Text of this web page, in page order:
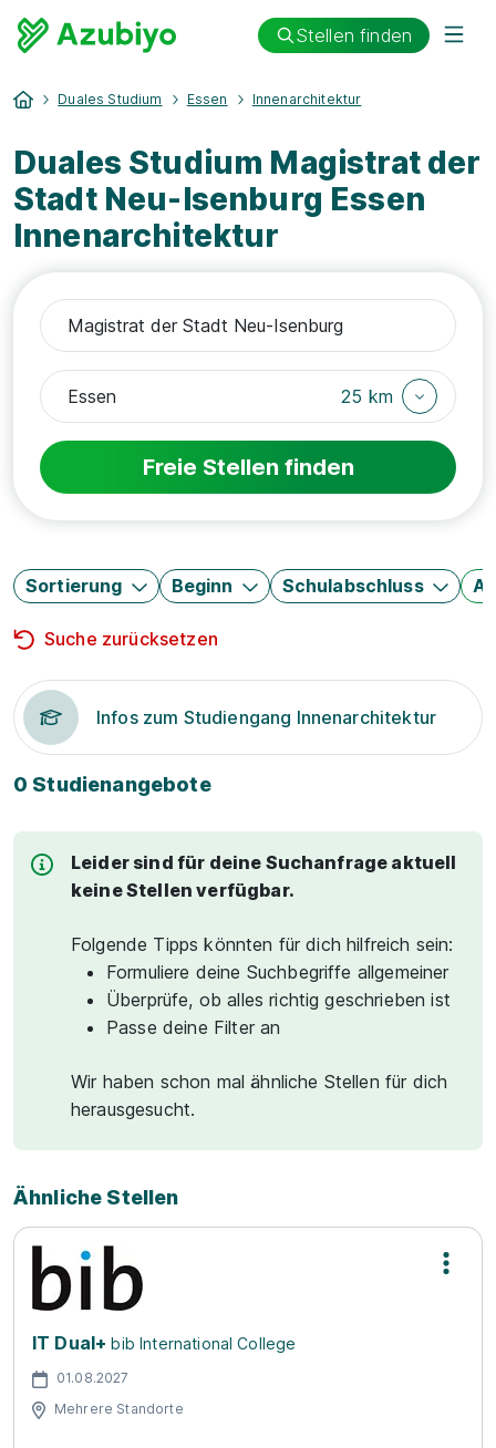
Stellen finden
Duales Studium Essen Innenarchitektur
Duales Studium Magistrat der
Stadt Neu-Isenburg Essen
Innenarchitektur
25 km
Freie Stellen finden
Sortierung Beginn Schulabschluss
Suche zurücksetzen
Infos zum Studiengang Innenarchitektur
0 Studienangebote
Leider sind für deine Suchanfrage aktuell
keine Stellen verfügbar.
Folgende Tipps könnten für dich hilfreich sein:
Formuliere deine Suchbegriffe allgemeiner
Überprüfe, ob alles richtig geschrieben ist
Passe deine Filter an
Wir haben schon mal ähnliche Stellen für dich
herausgesucht.
Ähnliche Stellen
IT Dual+ bib International College
01.08.2027
Mehrere Standorte